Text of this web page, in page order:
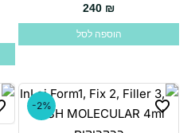
240 ₪
הוספה לסל
-2%